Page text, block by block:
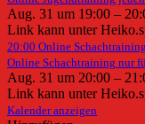
Aug. 31 um 19:00 –
Link kann unter
20:00 Online Schachtraining
Online Schachtraining nur für
Aug. 31 um 20:00 –
Link kann unter
Kalender anzeigen